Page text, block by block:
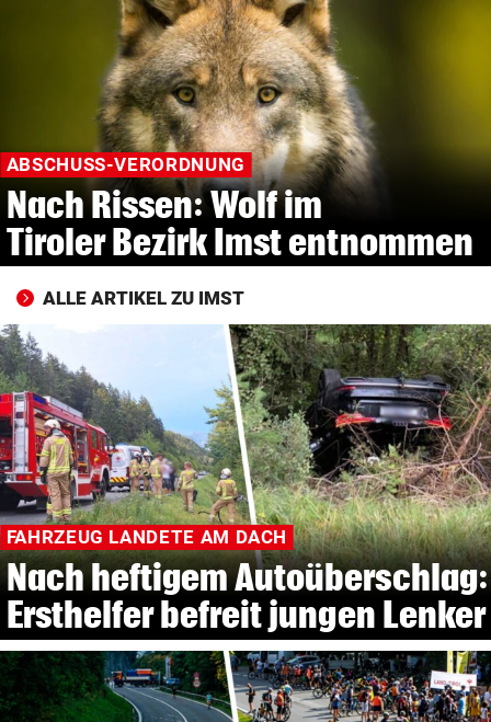
© Krone Multimedia GmbH & Co KG 2026
Muthgasse 2, 1190 Wien
ABSCHUSS-VERORDNUNG
Nach Rissen: Wolf im
Tiroler Bezirk Imst entnommen
ALLE ARTIKEL ZU IMST
FAHRZEUG LANDETE AM DACH
Nach heftigem Autoüberschlag:
Ersthelfer befreit jungen Lenker